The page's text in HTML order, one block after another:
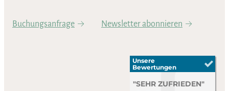
Buchungsanfrage Newsletter abonnieren